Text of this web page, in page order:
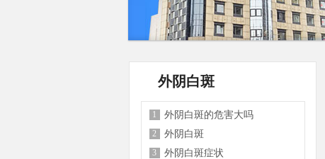
外阴白斑
1 外阴白斑的危害大吗
2 外阴白斑
3 外阴白斑症状